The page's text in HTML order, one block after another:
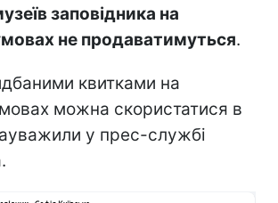
заповідника на
не продаватимуться.
квитками на
можна скористатися в
у прес-службі